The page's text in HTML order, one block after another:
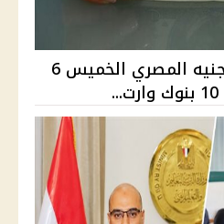
سعر الدولار مقابل الجنيه المصري الخميس 6